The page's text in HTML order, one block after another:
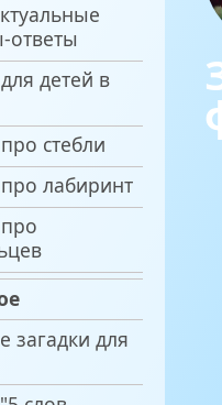
ответы
детей в
стебли
лабиринт
загадки для